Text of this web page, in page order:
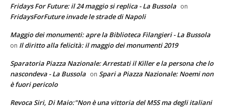
Fridays For Future: il 24 maggio si replica - La Bussola on
FridaysForFuture invade le strade di Napoli
Maggio dei monumenti: apre la Biblioteca Filangieri - La Bussola
on Il diritto alla felicità: il maggio dei monumenti 2019
Sparatoria Piazza Nazionale: Arrestati il Killer e la persona che lo
nascondeva - La Bussola on Spari a Piazza Nazionale: Noemi non
è fuori pericolo
Revoca Siri, Di Maio:"Non è una vittoria del M5S ma degli italiani